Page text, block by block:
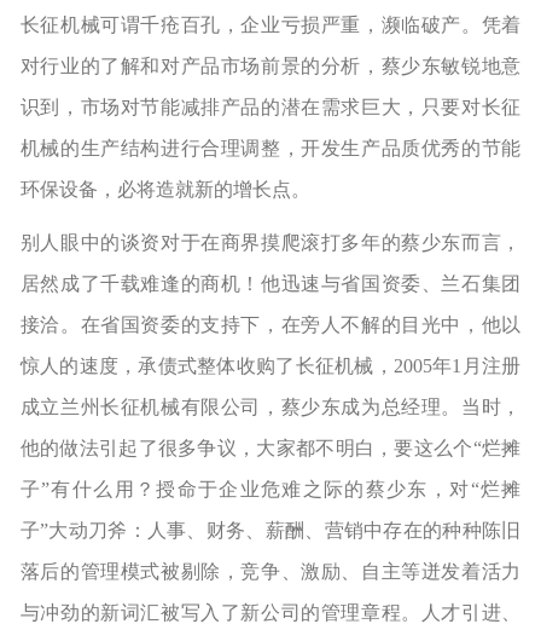
长征机械可谓千疮百孔，企业亏损严重，濒临破产。凭着
对行业的了解和对产品市场前景的分析，蔡少东敏锐地意
识到，市场对节能减排产品的潜在需求巨大，只要对长征
机械的生产结构进行合理调整，开发生产品质优秀的节能
环保设备，必将造就新的增长点。
别人眼中的谈资对于在商界摸爬滚打多年的蔡少东而言，
居然成了千载难逢的商机！他迅速与省国资委、兰石集团
接洽。在省国资委的支持下，在旁人不解的目光中，他以
惊人的速度，承债式整体收购了长征机械，2005年1月注册
成立兰州长征机械有限公司，蔡少东成为总经理。当时，
他的做法引起了很多争议，大家都不明白，要这么个“烂摊
子”有什么用？授命于企业危难之际的蔡少东，对“烂摊
子”大动刀斧：人事、财务、薪酬、营销中存在的种种陈旧
落后的管理模式被剔除，竞争、激励、自主等迸发着活力
与冲劲的新词汇被写入了新公司的管理章程。人才引进、